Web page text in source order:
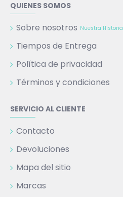
QUIENES SOMOS
Sobre nosotros Nuestra Historia
Tiempos de Entrega
Política de privacidad
Términos y condiciones
SERVICIO AL CLIENTE
Contacto
Devoluciones
Mapa del sitio
Marcas